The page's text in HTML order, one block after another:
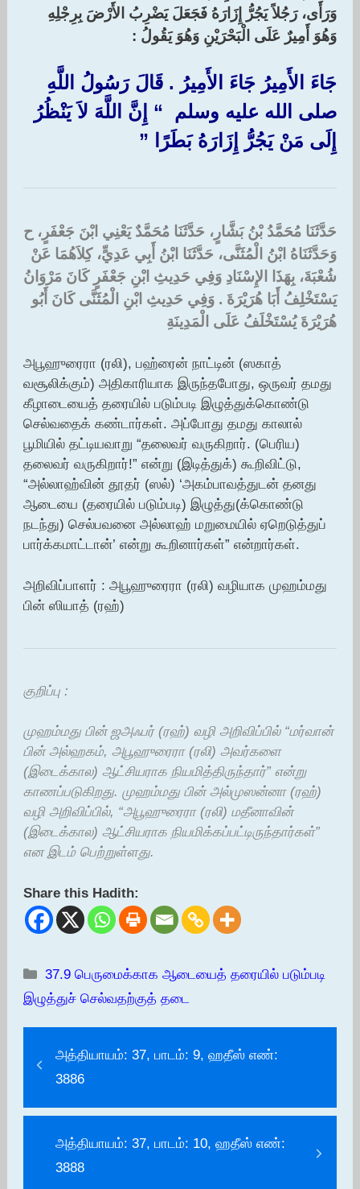
وَرَأَى، رَجُلاً يَجُرُّ إِزَارَهُ فَجَعَلَ يَضْرِبُ الأَرْضَ بِرِجْلِهِ
وَهُوَ أَمِيرٌ عَلَى الْبَحْرَيْنِ وَهُوَ يَقُولُ :‏
جَاءَ الأَمِيرُ جَاءَ الأَمِيرُ ‏.‏ قَالَ رَسُولُ اللَّهِ
صلى الله عليه وسلم ‏ “‏ إِنَّ اللَّهَ لاَ يَنْظُرُ
إِلَى مَنْ يَجُرُّ إِزَارَهُ بَطَرًا ‏”‏
حَدَّثَنَا مُحَمَّدُ بْنُ بَشَّارٍ، حَدَّثَنَا مُحَمَّدٌ يَعْنِي ابْنَ جَعْفَرٍ، ح
وَحَدَّثَنَاهُ ابْنُ الْمُثَنَّى، حَدَّثَنَا ابْنُ أَبِي عَدِيٍّ، كِلاَهُمَا عَنْ
شُعْبَةَ، بِهَذَا الإِسْنَادِ وَفِي حَدِيثِ ابْنِ جَعْفَرٍ كَانَ مَرْوَانُ
يَسْتَخْلِفُ أَبَا هُرَيْرَةَ ‏.‏ وَفِي حَدِيثِ ابْنِ الْمُثَنَّى كَانَ أَبُو
هُرَيْرَةَ يُسْتَخْلَفُ عَلَى الْمَدِينَةِ‏
அபூஹுரைரா (ரலி), பஹ்ரைன் நாட்டின் (ஸகாத்
வசூலிக்கும்) அதிகாரியாக இருந்தபோது, ஒருவர் தமது
கீழாடையைத் தரையில் படும்படி இழுத்துக்கொண்டு
செல்வதைக் கண்டார்கள். அப்போது தமது காலால்
பூமியில் தட்டியவாறு “தலைவர் வருகிறார். (பெரிய)
தலைவர் வருகிறார்!” என்று (இடித்துக்) கூறிவிட்டு,
“அல்லாஹ்வின் தூதர் (ஸல்) ‘அகம்பாவத்துடன் தனது
ஆடையை (தரையில் படும்படி) இழுத்து(க்கொண்டு
நடந்து) செல்பவனை அல்லாஹ் மறுமையில் ஏறெடுத்துப்
பார்க்கமாட்டான்’ என்று கூறினார்கள்” என்றார்கள்.
அறிவிப்பாளர் : அபூஹுரைரா (ரலி) வழியாக முஹம்மது
பின் ஸியாத் (ரஹ்)
குறிப்பு :
முஹம்மது பின் ஜஅஃபர் (ரஹ்) வழி அறிவிப்பில் “மர்வான்
பின் அல்ஹகம், அபூஹுரைரா (ரலி) அவர்களை
(இடைக்கால) ஆட்சியராக நியமித்திருந்தார்” என்று
காணப்படுகிறது. முஹம்மது பின் அல்முஸன்னா (ரஹ்)
வழி அறிவிப்பில், “அபூஹுரைரா (ரலி) மதீனாவின்
(இடைக்கால) ஆட்சியராக நியமிக்கப்பட்டிருந்தார்கள்”
என இடம் பெற்றுள்ளது.
Share this Hadith:
Categories
37.9 பெருமைக்காக ஆடையைத் தரையில் படும்படி
இழுத்துச் செல்வதற்குத் தடை
அத்தியாயம்: 37, பாடம்: 9, ஹதீஸ் எண்:
3886
அத்தியாயம்: 37, பாடம்: 10, ஹதீஸ் எண்:
3888